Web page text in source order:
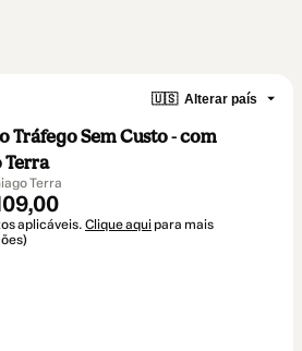
🇺🇸 Alterar país
Tráfego Sem Custo - com
Terra
Terra
aplicáveis. Clique aqui para mais